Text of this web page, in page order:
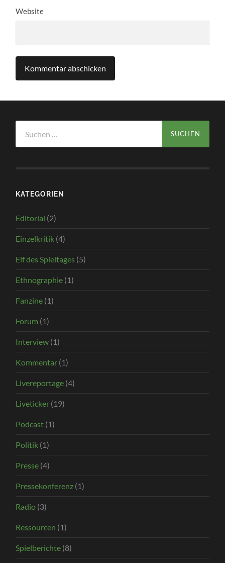
Website
nach:
KATEGORIEN
Editorial (2)
Einzelkritik (4)
Elf des Spieltages (5)
Ethnographie (1)
Fanzine (1)
Forum (1)
Interview (1)
Kommentar (1)
Livereportage (4)
Liveticker (19)
Podcast (1)
Politik (1)
Presse (4)
Pressekonferenz (1)
Radio (3)
Ressourcen (1)
Spielberichte (8)